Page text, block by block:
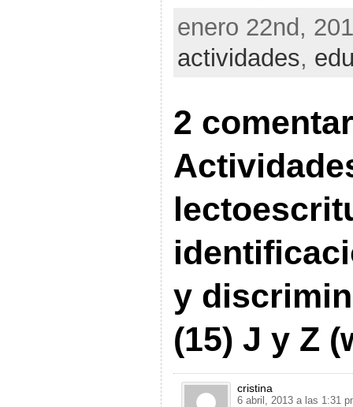
enero 22nd,
actividades,
2
y
(15) J y Z
cristina
6 abril, 2013 a las 1:31